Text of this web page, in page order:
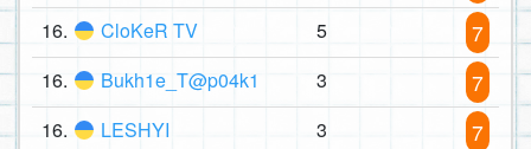
16. CloKeR TV 5 7
16. Bukh1e_T@p04k1 3 7
16. LESHYI 3 7